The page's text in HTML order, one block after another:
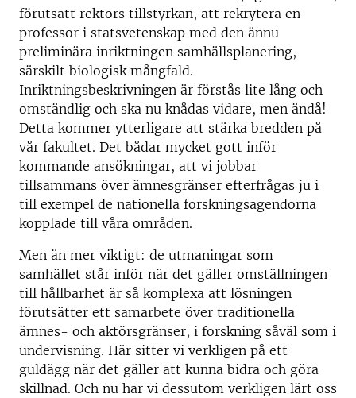
förutsatt rektors tillstyrkan, att rekrytera en
professor i statsvetenskap med den ännu
preliminära inriktningen samhällsplanering,
särskilt biologisk mångfald.
Inriktningsbeskrivningen är förstås lite lång och
omständlig och ska nu knådas vidare, men ändå!
Detta kommer ytterligare att stärka bredden på
vår fakultet. Det bådar mycket gott inför
kommande ansökningar, att vi jobbar
tillsammans över ämnesgränser efterfrågas ju i
till exempel de nationella forskningsagendorna
kopplade till våra områden.
Men än mer viktigt: de utmaningar som
samhället står inför när det gäller omställningen
till hållbarhet är så komplexa att lösningen
förutsätter ett samarbete över traditionella
ämnes- och aktörsgränser, i forskning såväl som i
undervisning. Här sitter vi verkligen på ett
guldägg när det gäller att kunna bidra och göra
skillnad. Och nu har vi dessutom verkligen lärt oss